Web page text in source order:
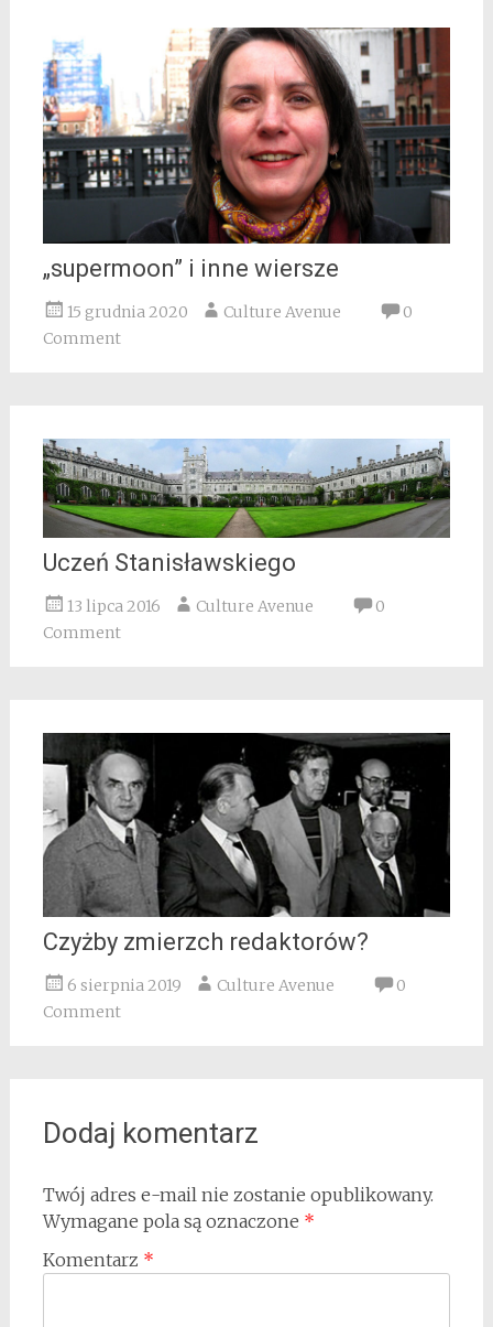
„supermoon” i inne wiersze
15 grudnia 2020 Culture Avenue
0
Comment
Uczeń Stanisławskiego
13 lipca 2016 Culture Avenue
0
Comment
Czyżby zmierzch redaktorów?
6 sierpnia 2019 Culture Avenue
0
Comment
Dodaj komentarz
Twój adres e-mail nie zostanie opublikowany.
Wymagane pola są oznaczone *
Komentarz *